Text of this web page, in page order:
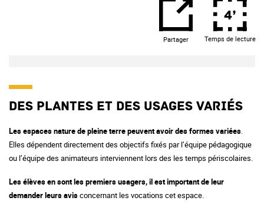
Partager
4’
Temps de lecture
Des plantes et des usages variés
Les espaces nature de pleine terre peuvent avoir des formes variées.
Elles dépendent directement des objectifs fixés par l’équipe pédagogique
ou l’équipe des animateurs interviennent lors des les temps périscolaires.
Les élèves en sont les premiers usagers, il est important de leur
demander leurs avisconcernant les vocations cet espace.